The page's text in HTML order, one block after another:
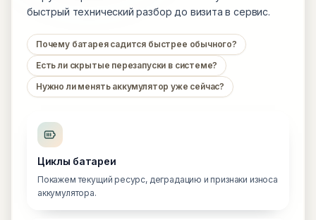
быстрый технический разбор до визита в сервис.
Почему батарея садится быстрее обычного?
Есть ли скрытые перезапуски в системе?
Нужно ли менять аккумулятор уже сейчас?
Циклы батареи
Покажем текущий ресурс, деградацию и признаки износа
аккумулятора.